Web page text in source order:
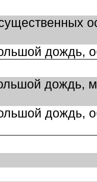
дождь,
дождь,
дождь,